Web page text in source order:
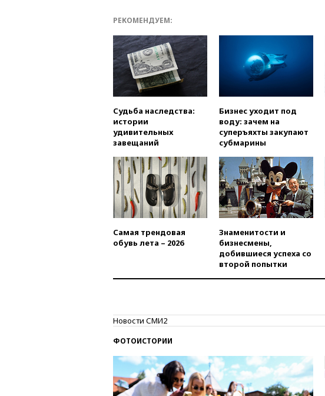
РЕКОМЕНДУЕМ:
Судьба наследства:
истории
удивительных
завещаний
Бизнес уходит под
воду: зачем на
суперъяхты закупают
субмарины
Самая трендовая
обувь лета – 2026
Знаменитости и
бизнесмены,
добившиеся успеха со
второй попытки
Новости СМИ2
ФОТОИСТОРИИ